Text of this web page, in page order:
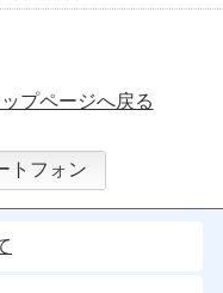
ップページへ戻る
トフォン